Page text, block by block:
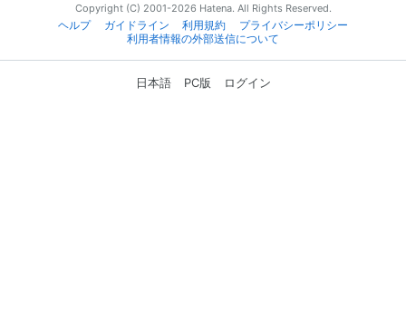
Copyright (C) 2001-2026 Hatena. All Rights Reserved.
ヘルプ
ガイドライン 利用規約
プライバシーポリシー
利用者情報の外部送信について
日本語 PC版 ログイン